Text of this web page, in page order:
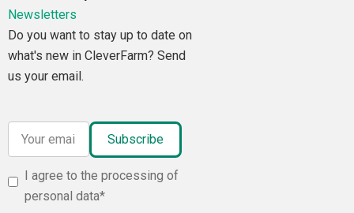
Newsletters
Do you want to stay up to date on
what's new in CleverFarm? Send
us your email.
I agree to the processing of
personal data*